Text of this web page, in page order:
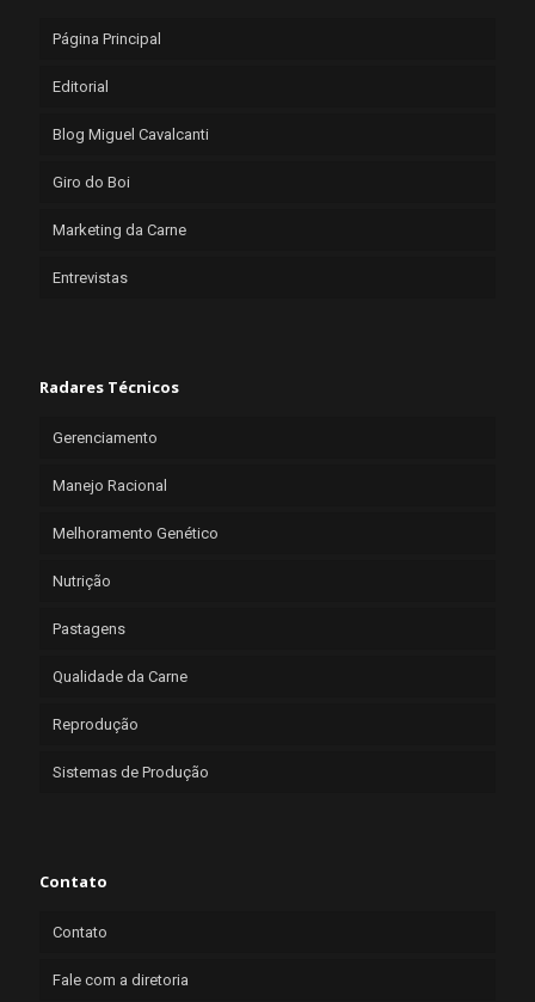
Página Principal
Editorial
Blog Miguel Cavalcanti
Giro do Boi
Marketing da Carne
Entrevistas
Radares Técnicos
Gerenciamento
Manejo Racional
Melhoramento Genético
Nutrição
Pastagens
Qualidade da Carne
Reprodução
Sistemas de Produção
Contato
Contato
Fale com a diretoria